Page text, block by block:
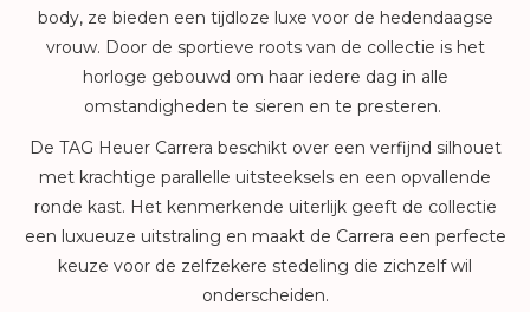
body, ze bieden een tijdloze luxe voor de hedendaagse
vrouw. Door de sportieve roots van de collectie is het
horloge gebouwd om haar iedere dag in alle
omstandigheden te sieren en te presteren.
De TAG Heuer Carrera beschikt over een verfijnd silhouet
met krachtige parallelle uitsteeksels en een opvallende
ronde kast. Het kenmerkende uiterlijk geeft de collectie
een luxueuze uitstraling en maakt de Carrera een perfecte
keuze voor de zelfzekere stedeling die zichzelf wil
onderscheiden.